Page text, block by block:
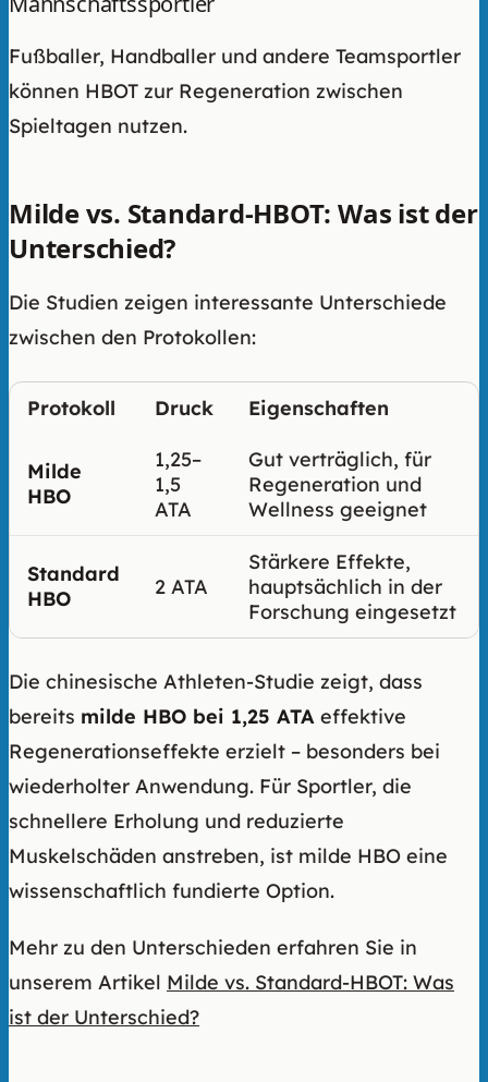
Fußballer, Handballer und andere Teamsportler
können HBOT zur Regeneration zwischen
Spieltagen nutzen.
Milde vs. Standard-HBOT: Was ist der
Unterschied?
Die Studien zeigen interessante Unterschiede
zwischen den Protokollen:
Protokoll Druck Eigenschaften
Milde
HBO
1,25–
1,5
ATA
Gut verträglich, für
Regeneration und
Wellness geeignet
Standard
HBO
2 ATA
Stärkere Effekte,
hauptsächlich in der
Forschung eingesetzt
Die chinesische Athleten-Studie zeigt, dass
bereits milde HBO bei 1,25 ATA effektive
Regenerationseffekte erzielt – besonders bei
wiederholter Anwendung. Für Sportler, die
schnellere Erholung und reduzierte
Muskelschäden anstreben, ist milde HBO eine
wissenschaftlich fundierte Option.
Mehr zu den Unterschieden erfahren Sie in
unserem Artikel Milde vs. Standard-HBOT: Was
ist der Unterschied?